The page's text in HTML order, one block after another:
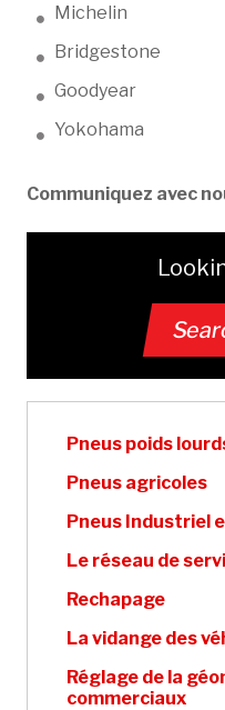
Michelin
Bridgestone
Goodyear
Yokohama
Communiquez avec
Pneus poids
Pneus agricoles
Pneus Industriel
Le réseau de
Rechapage
La vidange des
Réglage de la
commerciaux